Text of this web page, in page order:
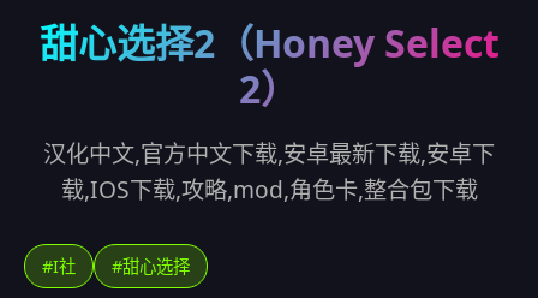
甜心选择2（Honey Select
2）
汉化中文,官方中文下载,安卓最新下载,安卓下
载,IOS下载,攻略,mod,角色卡,整合包下载
#I社 #甜心选择